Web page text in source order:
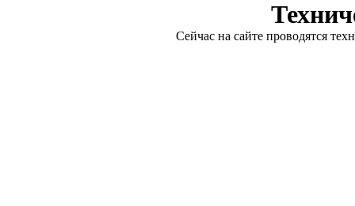
Сейчас на сайте проводятся